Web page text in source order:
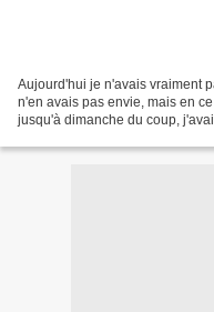
Aujourd'hui je n'avais vraiment
n'en avais pas envie, mais en
jusqu'à dimanche du coup,